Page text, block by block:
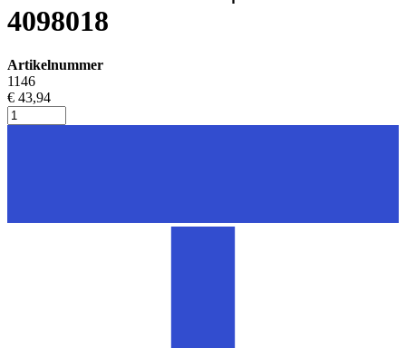
4098018
Artikelnummer
1146
€ 43,94